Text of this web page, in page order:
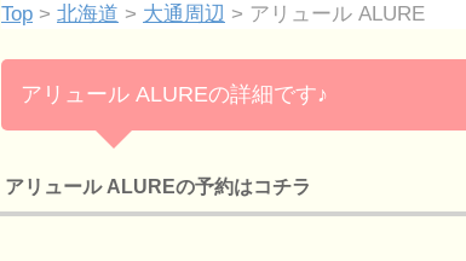
Top > 北海道 > 大通周辺 > アリュール ALURE
アリュール ALUREの詳細です♪
アリュール ALUREの予約はコチラ